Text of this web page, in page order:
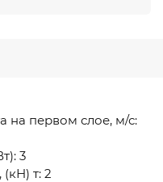
на первом слое, м/с:
3
т: 2